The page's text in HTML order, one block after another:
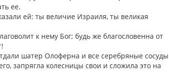
ее.
ей: ты величие Израиля, ты великая
к нему Бог; будь же благословенна от
шатер Олоферна и все серебряные сосуды
запрягла колесницы свои и сложила это на